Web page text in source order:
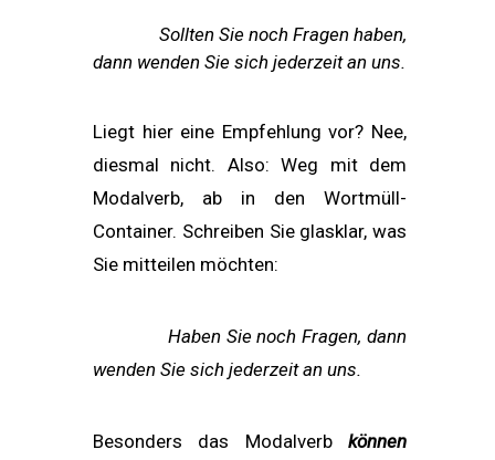
Sollten Sie noch Fragen haben,
dann wenden Sie sich jederzeit an uns.
Liegt hier eine Empfehlung vor? Nee,
diesmal nicht. Also: Weg mit dem
Modalverb, ab in den Wortmüll-
Container. Schreiben Sie glasklar, was
Sie mitteilen möchten:
Haben Sie noch Fragen, dann
wenden Sie sich jederzeit an uns.
Besonders das Modalverb können